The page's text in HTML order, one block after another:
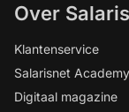
Over
Klantenservice
Salarisnet Academy
Digitaal magazine